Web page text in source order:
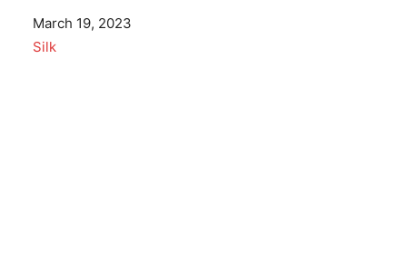
Date
March 19, 2023
In relation to
Silk